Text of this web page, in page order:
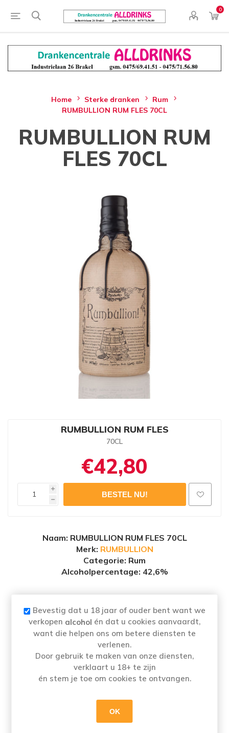
0
Home Sterke dranken
Rum
RUMBULLION RUM FLES 70CL
RUMBULLION RUM
FLES 70CL
RUMBULLION RUM FLES
70CL
€42,80
i
h
Naam: RUMBULLION RUM FLES 70CL
Merk: RUMBULLION
Categorie: Rum
Alcoholpercentage: 42,6%
Rumbullion! is gecreërd door hetzelfde team
als onze Bathtub Gin, en alweer vonden ze
geen rum naar hun smaak op de markt. Ze
waren gefrustreerd door het aanbod aan
spiced rums die niet voldeed aan hun wensen –
creëren. Het resultaat: een trendy spiced rum
die sterk in zijn schoenen staat. ATOM
Bevestig dat u 18 jaar of ouder bent want we
verkopen alcohol én dat u cookies aanvaardt,
want die helpen ons om betere diensten te
verlenen.
Door gebruik te maken van onze diensten,
verklaart u 18+ te zijn
én stem je toe om cookies te ontvangen.
OK